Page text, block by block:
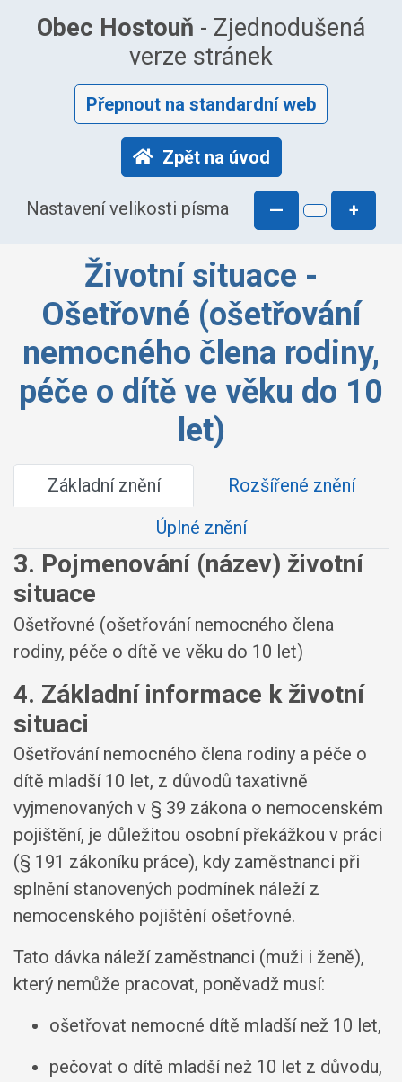
Obec Hostouň - Zjednodušená
verze stránek
Přepnout na standardní web
Zpět na úvod
Nastavení velikosti písma — +
Životní situace -
Ošetřovné (ošetřování
nemocného člena rodiny,
péče o dítě ve věku do 10
let)
Základní znění
Rozšířené znění
Úplné znění
3. Pojmenování (název) životní
situace
Ošetřovné (ošetřování nemocného člena
rodiny, péče o dítě ve věku do 10 let)
4. Základní informace k životní
situaci
Ošetřování nemocného člena rodiny a péče o
dítě mladší 10 let, z důvodů taxativně
vyjmenovaných v § 39 zákona o nemocenském
pojištění, je důležitou osobní překážkou v práci
(§ 191 zákoníku práce), kdy zaměstnanci při
splnění stanovených podmínek náleží z
nemocenského pojištění ošetřovné.
Tato dávka náleží zaměstnanci (muži i ženě),
který nemůže pracovat, poněvadž musí:
ošetřovat nemocné dítě mladší než 10 let,
pečovat o dítě mladší než 10 let z důvodu,